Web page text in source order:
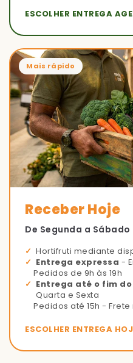
ESCOLHER ENTREGA
Mais rápido
Receber Hoje
De Segunda a Sábado
Hortifruti mediante
Entrega expressa -
Pedidos de 9h às 19h
Entrega até o fim
Quarta e Sexta
Pedidos até 15h -
ESCOLHER ENTREGA